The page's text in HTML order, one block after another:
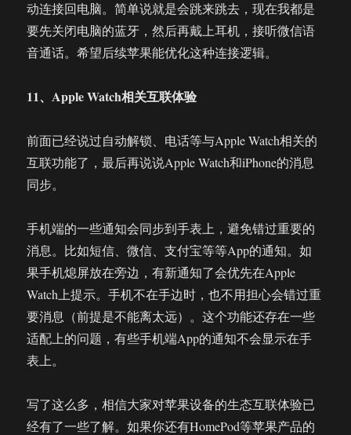
动连接回电脑。简单说就是会跳来跳去，现在我都是
要先关闭电脑的蓝牙，然后再戴上耳机，接听微信语
音通话。希望后续苹果能优化这种连接逻辑。
11、Apple Watch相关互联体验
前面已经说过自动解锁、电话等与Apple Watch相关的
互联功能了，最后再说说Apple Watch和iPhone的消息
同步。
手机端的一些通知会同步到手表上，避免错过重要的
消息。比如短信、微信、支付宝等等App的通知。如
果手机熄屏放在旁边，有新通知了会优先在Apple
Watch上提示。手机不在手边时，也不用担心会错过重
要消息（前提是不能离太远）。这个功能还存在一些
适配上的问题，有些手机端App的通知不会显示在手
表上。
写了这么多，相信大家对苹果设备的生态互联体验已
经有了一些了解。如果你还有HomePod等苹果产品的